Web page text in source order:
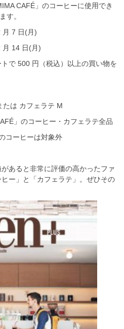
CAFÉ」のコーヒーに使用でき
す。
月 7 日(月)
月 14 日(月)
で 500 円（税込）以上の買い物を
たは カフェラテ M
」のコーヒー・カフェラテ全品
コーヒーは対象外
あると非常に評価の高かったファ
ー」と「カフェラテ」。ぜひその